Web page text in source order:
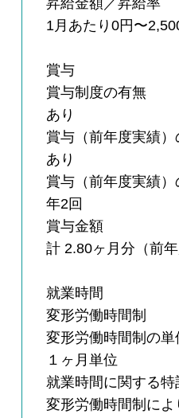
昇給金額／昇給率
1月あたり0円〜
賞与
賞与制度の有無
あり
賞与（前年度実績）
あり
賞与（前年度実績）
年2回
賞与金額
計 2.80ヶ月分（前年
就業時間
変形労働時間制
変形労働時間制の単
１ヶ月単位
就業時間に関する特
変形労働時間制によ